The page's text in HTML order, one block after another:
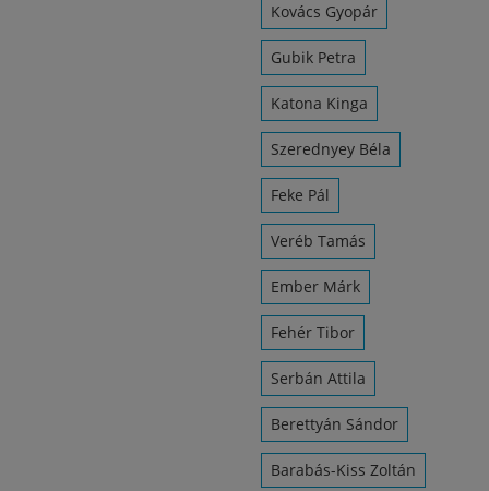
Kovács Gyopár
Gubik Petra
Katona Kinga
Szerednyey Béla
Feke Pál
Veréb Tamás
Ember Márk
Fehér Tibor
Serbán Attila
Berettyán Sándor
Barabás-Kiss Zoltán